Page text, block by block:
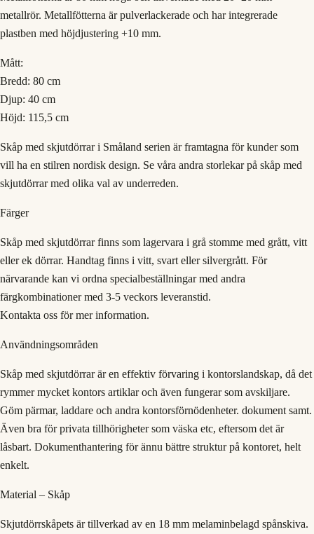
metallrör. Metallfötterna är pulverlackerade och har integrerade
plastben med höjdjustering +10 mm.
Mått:
Bredd: 80 cm
Djup: 40 cm
Höjd: 115,5 cm
Skåp med skjutdörrar i Småland serien är framtagna för kunder som
vill ha en stilren nordisk design. Se våra andra storlekar på skåp med
skjutdörrar med olika val av underreden.
Färger
Skåp med skjutdörrar finns som lagervara i grå stomme med grått, vitt
eller ek dörrar. Handtag finns i vitt, svart eller silvergrått. För
närvarande kan vi ordna specialbeställningar med andra
färgkombinationer med 3-5 veckors leveranstid.
Kontakta oss för mer information.
Användningsområden
Skåp med skjutdörrar är en effektiv förvaring i kontorslandskap, då det
rymmer mycket kontors artiklar och även fungerar som avskiljare.
Göm pärmar, laddare och andra kontorsförnödenheter. dokument samt.
Även bra för privata tillhörigheter som väska etc, eftersom det är
låsbart. Dokumenthantering för ännu bättre struktur på kontoret, helt
enkelt.
Material – Skåp
Skjutdörrskåpets är tillverkad av en 18 mm melaminbelagd spånskiva.